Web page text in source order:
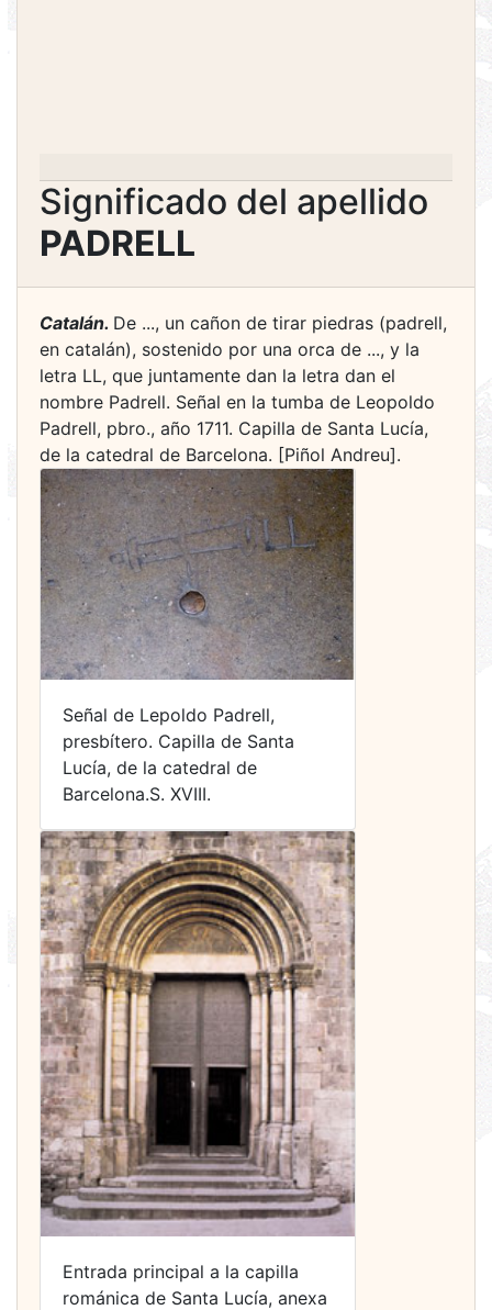
Significado del apellido
PADRELL
Catalán. De ..., un cañon de tirar piedras (padrell,
en catalán), sostenido por una orca de ..., y la
letra LL, que juntamente dan la letra dan el
nombre Padrell. Señal en la tumba de Leopoldo
Padrell, pbro., año 1711. Capilla de Santa Lucía,
de la catedral de Barcelona. [Piñol Andreu].
Señal de Lepoldo Padrell,
presbítero. Capilla de Santa
Lucía, de la catedral de
Barcelona.S. XVIII.
Entrada principal a la capilla
románica de Santa Lucía, anexa